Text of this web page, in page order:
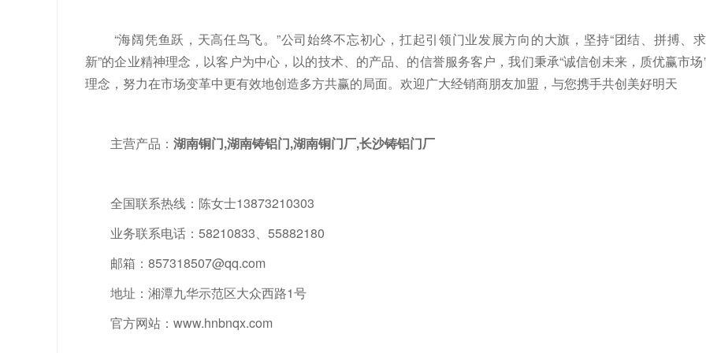
“海阔凭鱼跃，天高任鸟飞。 ”公司始终不忘初心，扛起引领门业发展方向的大旗，坚持“团结、拼搏、
新”的企业精神理念，以客户为中心，以的技术、的产品、的信誉服务客户，我们秉承“诚信创未来，质优赢市场
理念，努力在市场变革中更有效地创造多方共赢的局面。欢迎广大经销商朋友加盟，与您携手共创美好明天
主营产品： 湖南铜门,湖南铸铝门,湖南铜门厂,长沙铸铝门厂
全国联系热线 ：陈女士13873210303
业务联系电话： 58210833、 55882180
邮箱： 857318507@qq.com
地址：湘潭九华示范区大众西路1号
官方网站： www.hnbnqx.com